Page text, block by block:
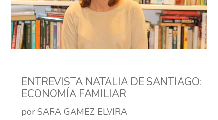
ENTREVISTA NATALIA DE SANTIAGO:
ECONOMÍA FAMILIAR
por SARA GAMEZ ELVIRA